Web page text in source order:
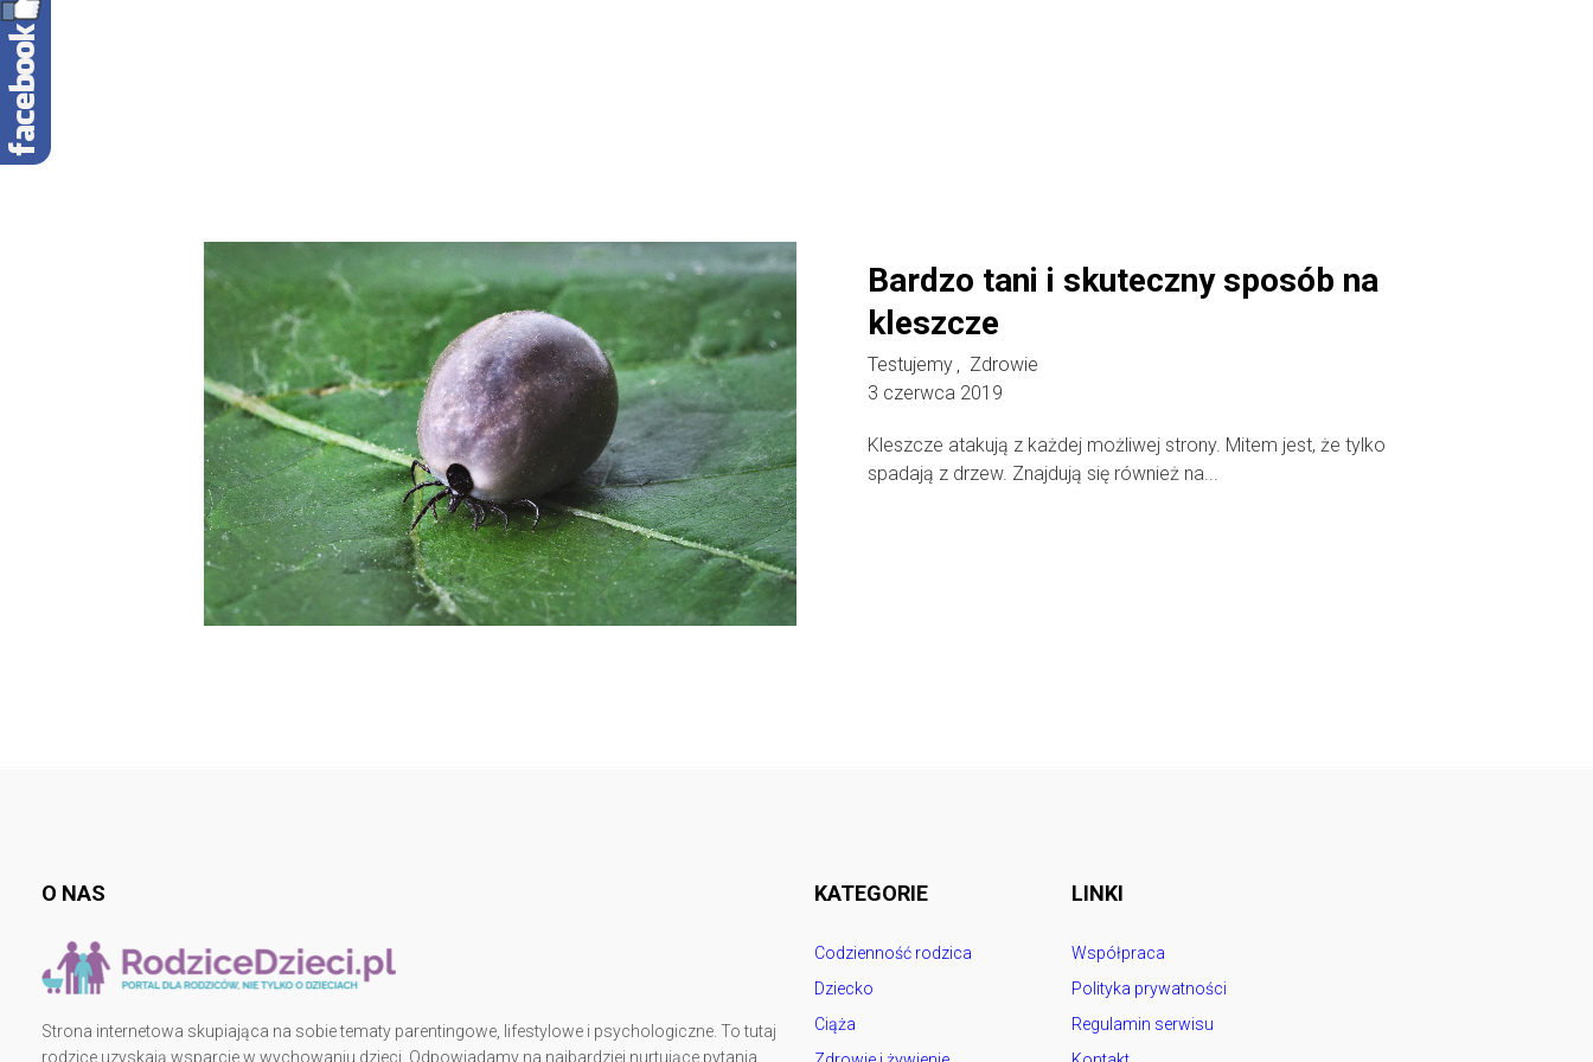
Bardzo tani i skuteczny sposób na
kleszcze
Testujemy
Zdrowie
3 czerwca 2019
Kleszcze atakują z każdej możliwej strony. Mitem jest, że tylko
spadają z drzew. Znajdują się również na...
O NAS
Strona internetowa skupiająca na sobie tematy parentingowe, lifestylowe i psychologiczne. To tutaj
rodzice uzyskają wsparcie w wychowaniu dzieci. Odpowiadamy na najbardziej nurtujące pytania
KATEGORIE
Codzienność rodzica
Dziecko
Ciąża
LINKI
Współpraca
Polityka prywatności
Regulamin serwisu